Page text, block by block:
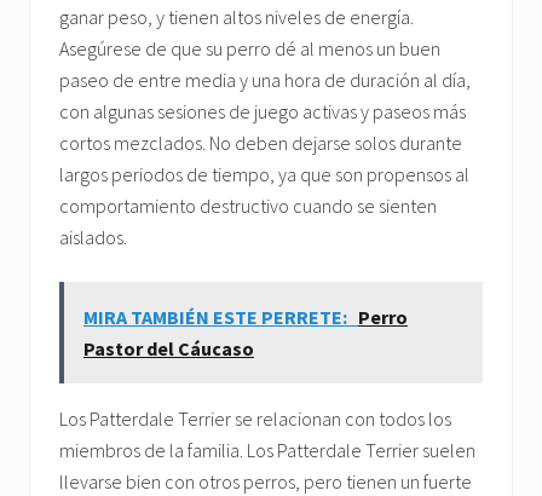
ganar peso, y tienen altos niveles de energía.
Asegúrese de que su perro dé al menos un buen
paseo de entre media y una hora de duración al día,
con algunas sesiones de juego activas y paseos más
cortos mezclados. No deben dejarse solos durante
largos periodos de tiempo, ya que son propensos al
comportamiento destructivo cuando se sienten
aislados.
MIRA TAMBIÉN ESTE PERRETE: Perro
Pastor del Cáucaso
Los Patterdale Terrier se relacionan con todos los
miembros de la familia. Los Patterdale Terrier suelen
llevarse bien con otros perros, pero tienen un fuerte